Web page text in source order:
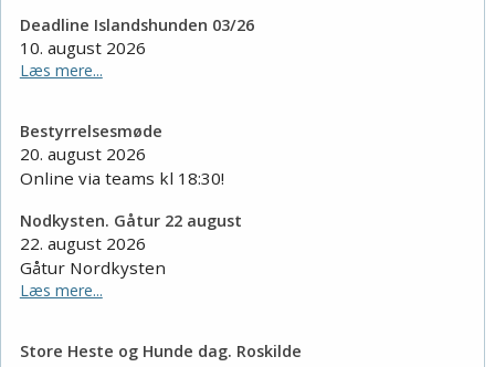
Deadline Islandshunden 03/26
10. august 2026
Læs mere...
Bestyrrelsesmøde
20. august 2026
Online via teams kl 18:30!
Nodkysten. Gåtur 22 august
22. august 2026
Gåtur Nordkysten
Læs mere...
Store Heste og Hunde dag. Roskilde